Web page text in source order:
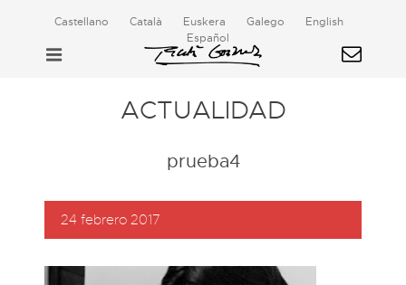
Castellano Català Euskera Galego
English
Español
ACTUALIDAD
prueba4
24 febrero 2017